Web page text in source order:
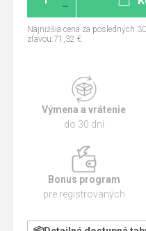
Najnižšia cena za posledných
zľavou:71,32 €
Výmena a vrátenie
do 30 dní
Bonus program
pre registrovaných